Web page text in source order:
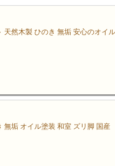
然木製 ひのき 無垢 安心のオイ
無垢 オイル塗装 和室 ズリ脚 国産